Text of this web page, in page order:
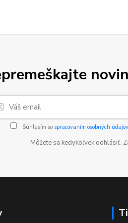
Súhlasím so spracovaním osobných údajov
Môžete sa kedykoľvek odhlásiť.